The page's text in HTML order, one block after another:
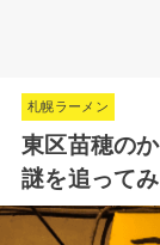
札幌ラーメン
東区苗穂の
謎を追って